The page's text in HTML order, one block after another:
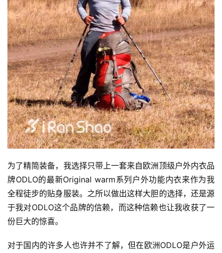
为了精简装备，我选择只带上一套来自欧洲顶级户外内衣品
牌ODLO的最新Original warm系列户外功能内衣来作为我
全程徒步的贴身服装。之所以做出这样大胆的选择，还是源
于我对ODLO这个品牌的信赖，而这种信赖也让我收获了一
份巨大的惊喜。
对于国内的许多人也许并不了解，但在欧洲ODLO是户外运